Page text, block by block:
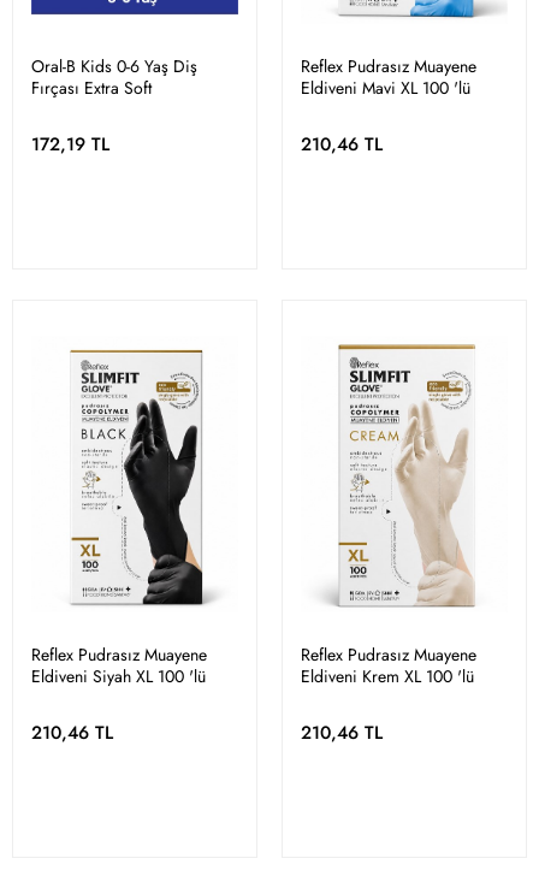
Oral-B Kids 0-6 Yaş Diş
Fırçası Extra Soft
172,19 TL
Reflex Pudrasız Muayene
Eldiveni Mavi XL 100 'lü
210,46 TL
Reflex Pudrasız Muayene
Eldiveni Siyah XL 100 'lü
210,46 TL
Reflex Pudrasız Muayene
Eldiveni Krem XL 100 'lü
210,46 TL